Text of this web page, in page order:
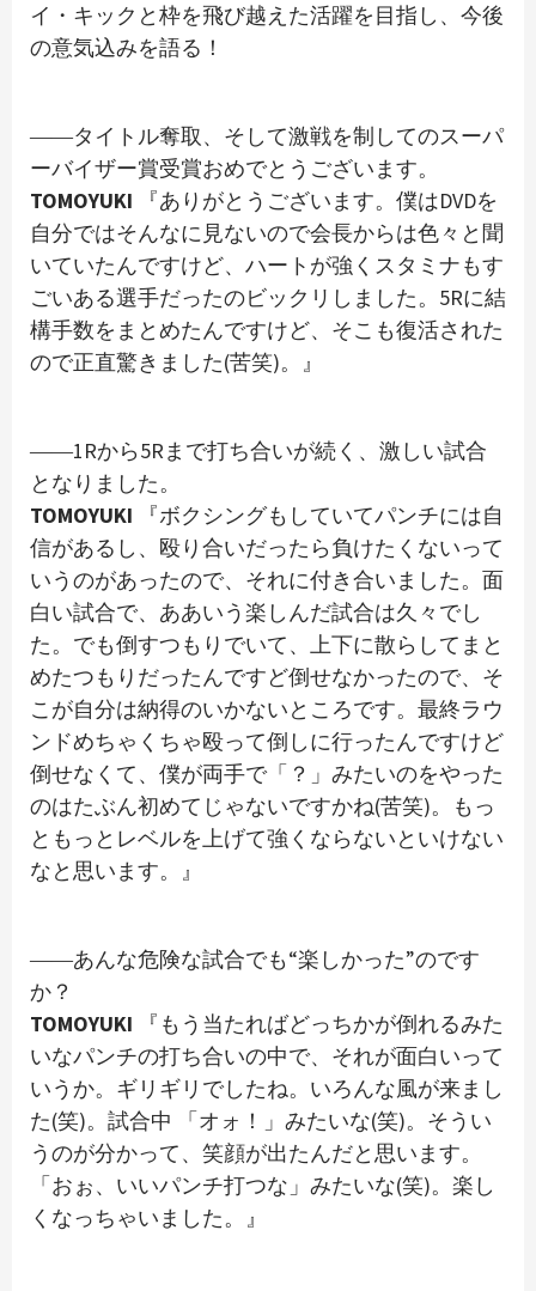
イ・キックと枠を飛び越えた活躍を目指し、今後
の意気込みを語る！
――タイトル奪取、そして激戦を制してのスーパ
ーバイザー賞受賞おめでとうございます。
TOMOYUKI 『ありがとうございます。僕はDVDを
自分ではそんなに見ないので会長からは色々と聞
いていたんですけど、ハートが強くスタミナもす
ごいある選手だったのビックリしました。5Rに結
構手数をまとめたんですけど、そこも復活された
ので正直驚きました(苦笑)。』
――1Rから5Rまで打ち合いが続く、激しい試合
となりました。
TOMOYUKI 『ボクシングもしていてパンチには自
信があるし、殴り合いだったら負けたくないって
いうのがあったので、それに付き合いました。面
白い試合で、ああいう楽しんだ試合は久々でし
た。でも倒すつもりでいて、上下に散らしてまと
めたつもりだったんですど倒せなかったので、そ
こが自分は納得のいかないところです。最終ラウ
ンドめちゃくちゃ殴って倒しに行ったんですけど
倒せなくて、僕が両手で「？」みたいのをやった
のはたぶん初めてじゃないですかね(苦笑)。もっ
ともっとレベルを上げて強くならないといけない
なと思います。』
――あんな危険な試合でも“楽しかった”のです
か？
TOMOYUKI 『もう当たればどっちかが倒れるみた
いなパンチの打ち合いの中で、それが面白いって
いうか。ギリギリでしたね。いろんな風が来まし
た(笑)。試合中 「オォ！」みたいな(笑)。そうい
うのが分かって、笑顔が出たんだと思います。
「おぉ、いいパンチ打つな」みたいな(笑)。楽し
くなっちゃいました。』